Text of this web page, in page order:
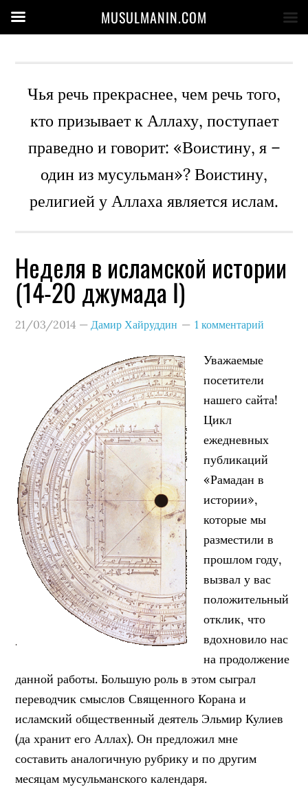
Чья речь прекраснее, чем речь того,
кто призывает к Аллаху, поступает
праведно и говорит: «Воистину, я –
один из мусульман»? Воистину,
религией у Аллаха является ислам.
Неделя в исламской истории
(14-20 джумада I)
21/03/2014 —Дамир Хайруддин 1 комментарий
Уважаемые
посетители
нашего сайта!
Цикл
ежедневных
публикаций
«Рамадан в
истории»,
которые мы
разместили в
прошлом году,
вызвал у вас
положительный
отклик, что
вдохновило нас
на продолжение
данной работы. Большую роль в этом сыграл
переводчик смыслов Священного Корана и
исламский общественный деятель Эльмир Кулиев
(да хранит его Аллах). Он предложил мне
составить аналогичную рубрику и по другим
месяцам мусульманского календаря.
MUSULMANIN.COM